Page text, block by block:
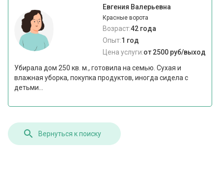
Евгения Валерьевна
Красные ворота
Возраст:42 года
Опыт:1 год
Цена услуги:от 2500 руб/выход
Убирала дом 250 кв. м., готовила на семью. Сухая и
влажная уборка, покупка продуктов, иногда сидела с
детьми...
Вернуться к поиску